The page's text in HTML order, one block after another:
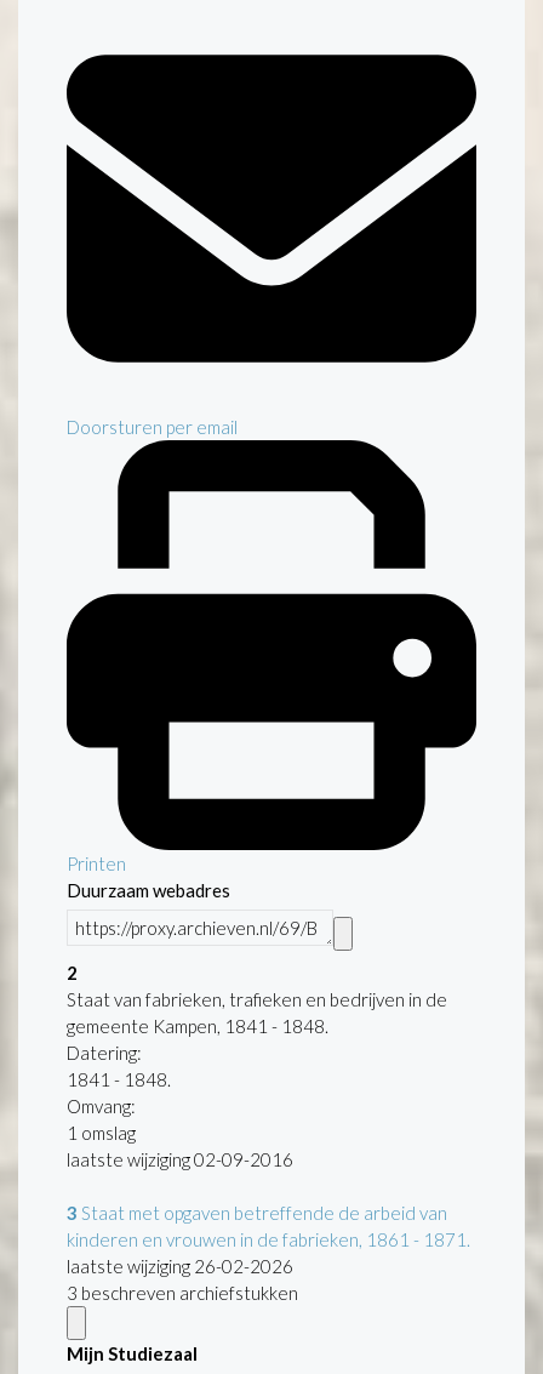
Doorsturen per email
Printen
Duurzaam webadres
2
Staat van fabrieken, trafieken en bedrijven in de
gemeente Kampen, 1841 - 1848.
Datering:
1841 - 1848.
Omvang:
1 omslag
laatste wijziging 02-09-2016
3 Staat met opgaven betreffende de arbeid van
kinderen en vrouwen in de fabrieken, 1861 - 1871.
laatste wijziging 26-02-2026
3 beschreven archiefstukken
Mijn Studiezaal